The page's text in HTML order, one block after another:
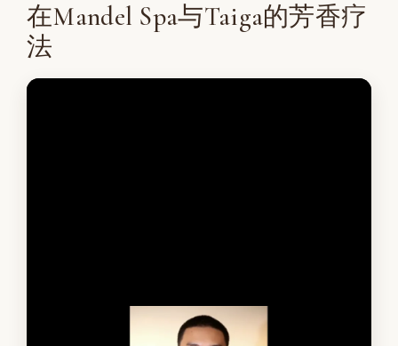
在Mandel Spa与Taiga的芳香疗
法